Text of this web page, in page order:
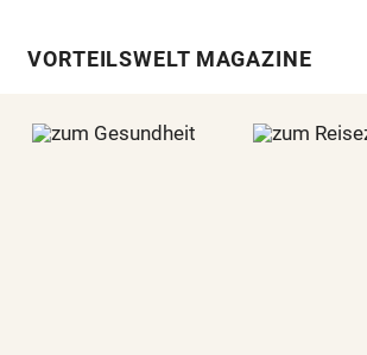
VORTEILSWELT MAGAZINE